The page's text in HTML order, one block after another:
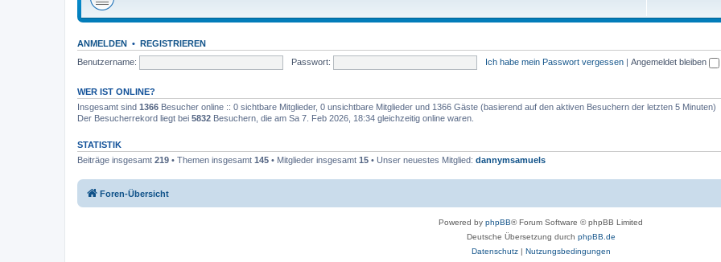
ANMELDEN • REGISTRIEREN
Benutzername:
Passwort: Ich habe mein Passwort vergessen | Angemeldet bleiben
WER IST ONLINE?
Insgesamt sind 1366 Besucher online :: 0 sichtbare Mitglieder, 0 unsichtbare Mitglieder und 1366 Gäste (basierend auf den aktiven Besuchern der letzten 5 Minuten)
Der Besucherrekord liegt bei 5832 Besuchern, die am Sa 7. Feb 2026, 18:34 gleichzeitig online waren.
STATISTIK
Beiträge insgesamt 219 • Themen insgesamt 145 • Mitglieder insgesamt 15 • Unser neuestes Mitglied: dannymsamuels
Foren-Übersicht
Powered by phpBB® Forum Software © phpBB Limited
Deutsche Übersetzung durch phpBB.de
Datenschutz| Nutzungsbedingungen